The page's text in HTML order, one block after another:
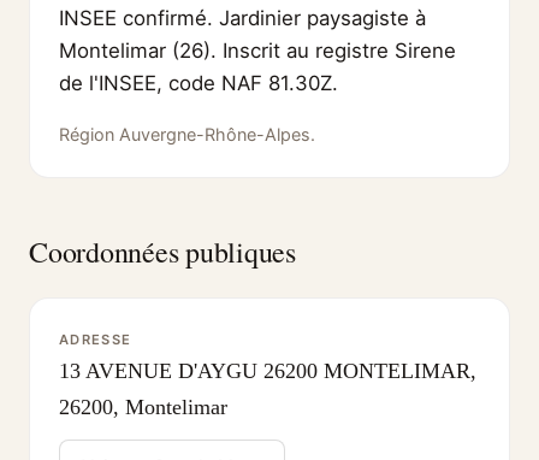
INSEE confirmé. Jardinier paysagiste à
Montelimar (26). Inscrit au registre Sirene
de l'INSEE, code NAF 81.30Z.
Région Auvergne-Rhône-Alpes.
Coordonnées publiques
ADRESSE
13 AVENUE D'AYGU 26200 MONTELIMAR,
26200, Montelimar